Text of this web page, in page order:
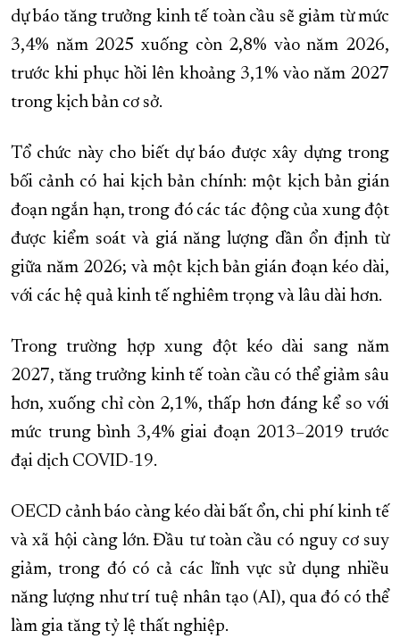
dự báo tăng trưởng kinh tế toàn cầu sẽ giảm từ mức
3,4% năm 2025 xuống còn 2,8% vào năm 2026,
trước khi phục hồi lên khoảng 3,1% vào năm 2027
trong kịch bản cơ sở.
Tổ chức này cho biết dự báo được xây dựng trong
bối cảnh có hai kịch bản chính: một kịch bản gián
đoạn ngắn hạn, trong đó các tác động của xung đột
được kiểm soát và giá năng lượng dần ổn định từ
giữa năm 2026; và một kịch bản gián đoạn kéo dài,
với các hệ quả kinh tế nghiêm trọng và lâu dài hơn.
Trong trường hợp xung đột kéo dài sang năm
2027, tăng trưởng kinh tế toàn cầu có thể giảm sâu
hơn, xuống chỉ còn 2,1%, thấp hơn đáng kể so với
mức trung bình 3,4% giai đoạn 2013–2019 trước
đại dịch COVID-19.
OECD cảnh báo càng kéo dài bất ổn, chi phí kinh tế
và xã hội càng lớn. Đầu tư toàn cầu có nguy cơ suy
giảm, trong đó có cả các lĩnh vực sử dụng nhiều
năng lượng như trí tuệ nhân tạo (AI), qua đó có thể
làm gia tăng tỷ lệ thất nghiệp.